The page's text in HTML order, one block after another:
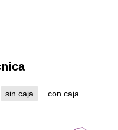
sin caja con caja